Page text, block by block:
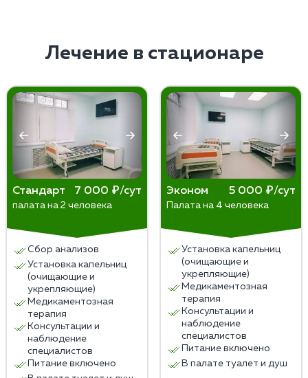
потерей аппетита или избыточным приемом пищи,
более серьезные последствия для здоровья, может
привести к ухудшению физического и психического
благополучия и повышает риск самоубийства.
Тип и тяжесть депрессивного расстройства –
поддаются терапии и требуют большего
времени для достижения значимых улучшений.
Индивидуальные особенности пациента —
некоторым людям потребуется больше
времени, чтобы заметить улучшения в своем
состоянии.
Как правило, ощутимые результаты начинают
появляться в течение нескольких недель после
восстановления может потребоваться
продолжительное время — от нескольких
месяцев до года и более.
Лечение в стационаре
Стандарт 7 000 ₽/сут
палата на 2 человека
Сбор анализов
Установка капельниц
(очищающие и
укрепляющие)
Медикаментозная
терапия
Консультации и
наблюдение
специалистов
Питание включено
Эконом 5 000 ₽/сут
Палата на 4 человека
Установка капельниц
(очищающие и
укрепляющие)
Медикаментозная
терапия
Консультации и
наблюдение
специалистов
Питание включено
В палате туалет и душ